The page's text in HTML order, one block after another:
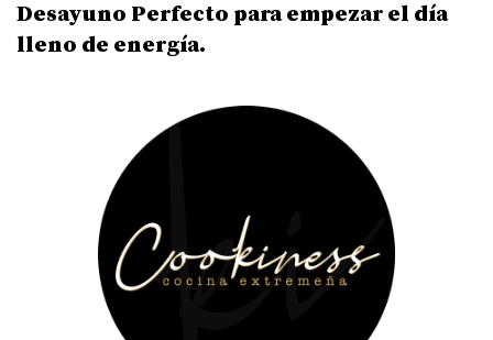
Desayuno Perfecto para empezar el día
lleno de energía.